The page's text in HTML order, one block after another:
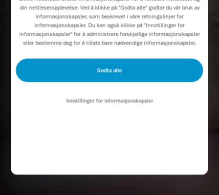
din nettleseropplevelse. Ved å klikke på "Godta alle" godtar du vår bruk av
informasjonskapsler, som beskrevet i våre retningslinjer for
informasjonskapsler. Du kan også klikke på "Innstillinger for
informasjonskapsler" for å administrere forskjellige informasjonskapsler
eller bestemme deg for å tillate bare nødvendige informasjonskapsler.
Godta alle
Innstillinger for informasjonskapsler